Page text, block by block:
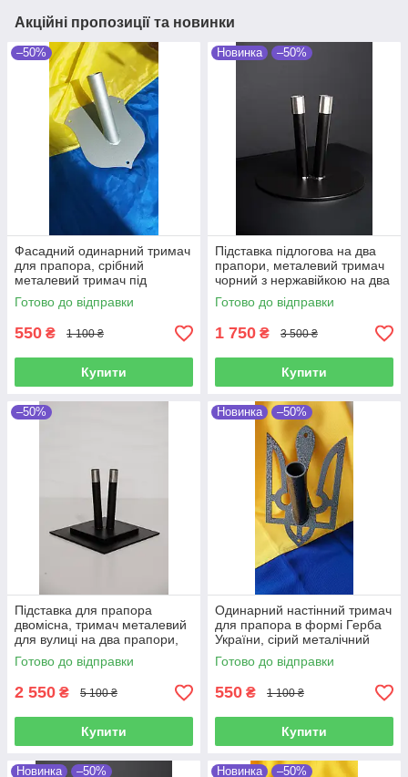
Акційні пропозиції та новинки
–50%
Фасадний одинарний тримач
для прапора, срібний
металевий тримач під
флагшток 18х14х2.8 см
Готово до відправки
550 ₴ 1 100 ₴
Купити
Новинка –50%
Підставка підлогова на два
прапори, металевий тримач
чорний з нержавійкою на два
прапори
Готово до відправки
1 750 ₴ 3 500 ₴
Купити
–50%
Підставка для прапора
двомісна, тримач металевий
для вулиці на два прапори,
важка металева підставка
для прапора колір чорний
Готово до відправки
2 550 ₴ 5 100 ₴
Купити
Новинка –50%
Одинарний настінний тримач
для прапора в формі Герба
України, сірий металічний
тримач під флагшток в формі
Тризуба, 27,5х16,5 см
Готово до відправки
550 ₴ 1 100 ₴
Купити
Новинка –50% Новинка –50%